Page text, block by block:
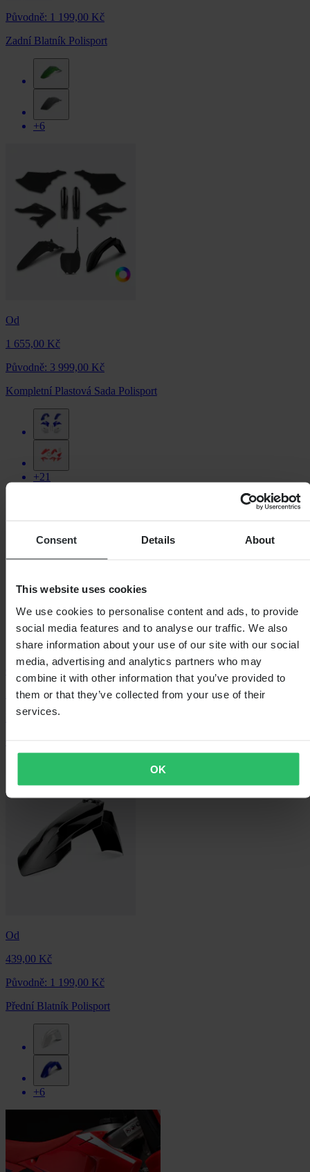
Consent Details About
This website uses cookies
We use cookies to personalise content and ads, to provide
social media features and to analyse our traffic. We also
share information about your use of our site with our social
media, advertising and analytics partners who may
combine it with other information that you’ve provided to
them or that they’ve collected from your use of their
services.
OK
Původně: 1 199,00 Kč
Zadní Blatník Polisport
+6
Od
1 655,00 Kč
Původně: 3 999,00 Kč
Kompletní Plastová Sada Polisport
+21
399,00 Kč
Původně: 849,00 Kč
Od
439,00 Kč
Původně: 1 199,00 Kč
Přední Blatník Polisport
+6